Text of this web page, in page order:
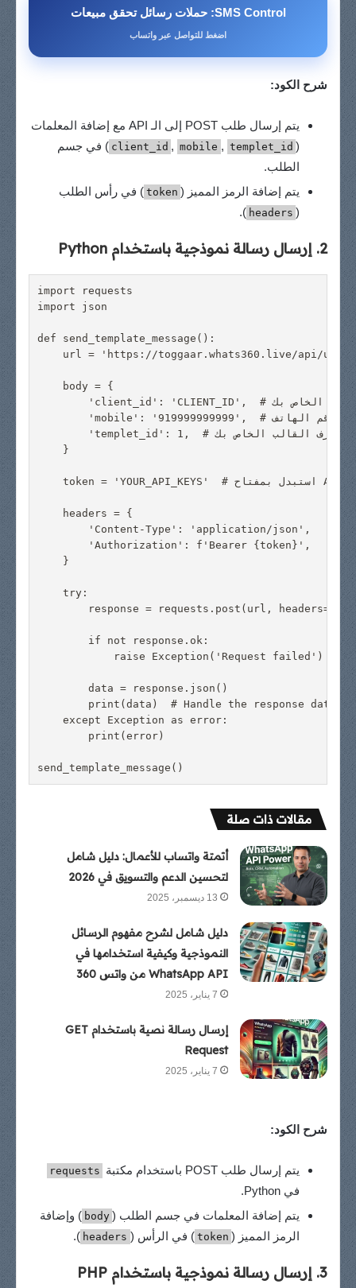
SMS Control: حملات رسائل تحقق مبيعات
اضغط للتواصل عبر واتساب
شرح الكود:
يتم إرسال طلب POST إلى الـ API مع إضافة المعلمات
(
client_id , mobile , templet_id
) في جسم
الطلب.
يتم إضافة الرمز المميز ( token ) في رأس الطلب
(
headers
).
2. إرسال رسالة نموذجية باستخدام Python
import requests
import json
def send_template_message():
url = 'https://toggaar.whats360.live/api/
    body = {
        'client_id': 'CLIENT_ID',  # استبدل بمعرف العميل الخاص بك
        'mobile': '919999999999',  # استبدل برقم الهاتف
        'templet_id': 1,  # استبدل بمعرف القالب الخاص بك
    }
    token = 'YOUR_API_KEYS'  # استبدل بمفتاح API الخاص بك
    headers = {
        'Content-Type': 'application/json',
        'Authorization': f'Bearer {token}',
    }
    try:
response = requests.post(url,
        if not response.ok:
            raise Exception('Request failed')
        data = response.json()
print(data)  # Handle the response data
    except Exception as error:
        print(error)
مقالات ذات صلة
أتمتة واتساب للأعمال: دليل شامل
لتحسين الدعم والتسويق في 2026
13 ديسمبر، 2025
دليل شامل لشرح مفهوم الرسائل
النموذجية وكيفية استخدامها في
WhatsApp API من واتس 360
7 يناير، 2025
إرسال رسالة نصية باستخدام GET
Request
7 يناير، 2025
شرح الكود:
يتم إرسال طلب POST باستخدام مكتبة requests
في Python.
يتم إضافة المعلمات في جسم الطلب ( body ) وإضافة
الرمز المميز ( token ) في الرأس ( headers
).
3. إرسال رسالة نموذجية باستخدام PHP